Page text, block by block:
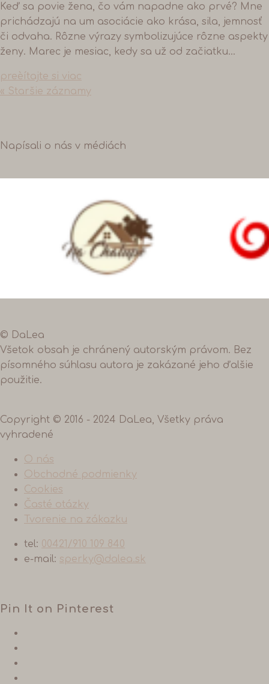
Keď sa povie žena, čo vám napadne ako prvé? Mne
prichádzajú na um asociácie ako krása, sila, jemnosť
či odvaha. Rôzne výrazy symbolizujúce rôzne aspekty
ženy. Marec je mesiac, kedy sa už od začiatku...
preèítajte si viac
« Staršie záznamy
Napísali o nás v médiách
© DaLea
Všetok obsah je chránený autorským právom. Bez
písomného súhlasu autora je zakázané jeho ďalšie
použitie.
Copyright © 2016 - 2024 DaLea, Všetky práva
vyhradené
O nás
Obchodné podmienky
Cookies
Časté otázky
Tvorenie na zákazku
tel: 00421/910 109 840
e-mail: sperky@dalea.sk
Pin It on Pinterest